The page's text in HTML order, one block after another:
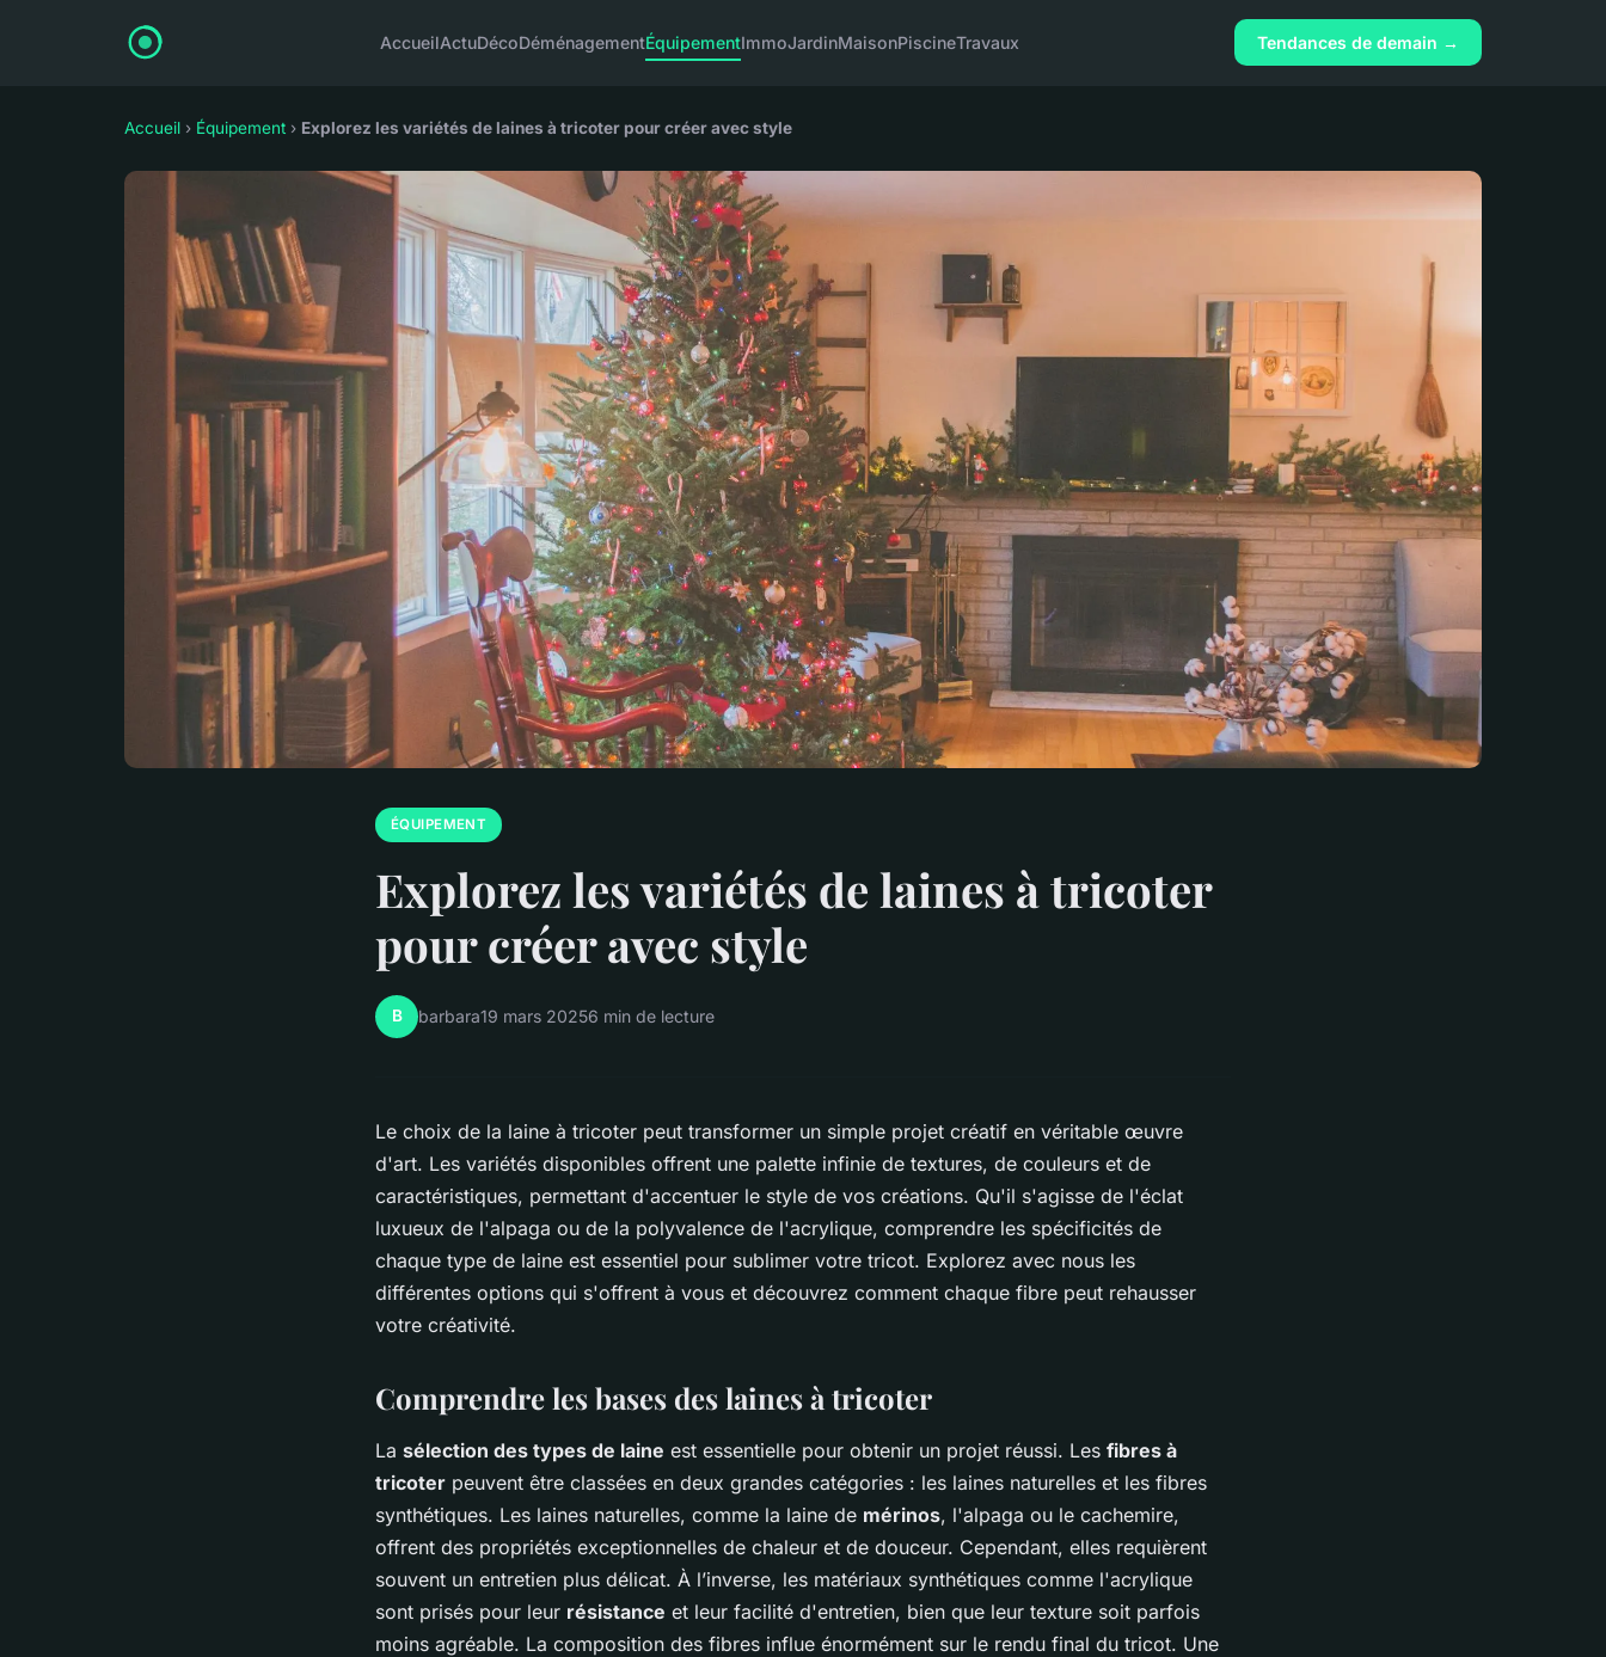
AccueilActuDécoDéménagementÉquipementImmoJardinMaisonPiscineTravaux Tendances de demain →
Accueil › Équipement › Explorez les variétés de laines à tricoter pour créer avec style
ÉQUIPEMENT
Explorez les variétés de laines à tricoter
pour créer avec style
B barbara19 mars 20256 min de lecture
Le choix de la laine à tricoter peut transformer un simple projet créatif en véritable œuvre
d'art. Les variétés disponibles offrent une palette infinie de textures, de couleurs et de
caractéristiques, permettant d'accentuer le style de vos créations. Qu'il s'agisse de l'éclat
luxueux de l'alpaga ou de la polyvalence de l'acrylique, comprendre les spécificités de
chaque type de laine est essentiel pour sublimer votre tricot. Explorez avec nous les
différentes options qui s'offrent à vous et découvrez comment chaque fibre peut rehausser
votre créativité.
Comprendre les bases des laines à tricoter
La sélection des types de laine est essentielle pour obtenir un projet réussi. Les fibres à
tricoter peuvent être classées en deux grandes catégories : les laines naturelles et les fibres
synthétiques. Les laines naturelles, comme la laine de mérinos, l'alpaga ou le cachemire,
offrent des propriétés exceptionnelles de chaleur et de douceur. Cependant, elles requièrent
souvent un entretien plus délicat. À l’inverse, les matériaux synthétiques comme l'acrylique
sont prisés pour leur résistance et leur facilité d'entretien, bien que leur texture soit parfois
moins agréable. La composition des fibres influe énormément sur le rendu final du tricot. Une